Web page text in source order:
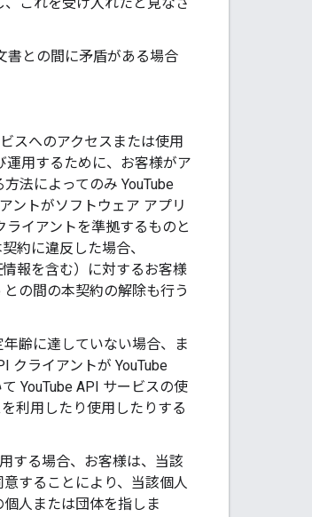
書との間に矛盾がある場合
スへのアクセスまたは使用
運用するために、お客様がア
法によってのみ YouTube
ントがソフトウェア アプリ
ライアントを準拠するものと
約に違反した場合、
報を含む）に対するお客様
の間の本契約の解除も行う
年齢に達していない場合、ま
クライアントが YouTube
YouTube API サービスの使
利用したり使用したりする
する場合、お客様は、当該
することにより、当該個人
人または団体を指しま